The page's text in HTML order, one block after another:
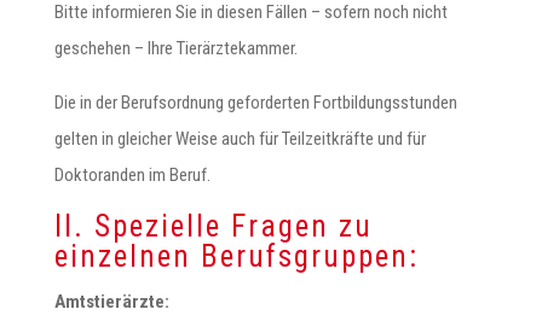
Bitte informieren Sie in diesen Fällen – sofern noch nicht
geschehen – Ihre Tierärztekammer.
Die in der Berufsordnung geforderten Fortbildungsstunden
gelten in gleicher Weise auch für Teilzeitkräfte und für
Doktoranden im Beruf.
II. Spezielle Fragen zu
einzelnen Berufsgruppen:
Amtstierärzte: